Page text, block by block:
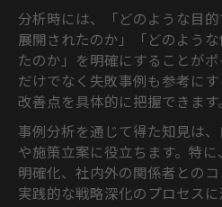
分析時には、「どのような目
展開されたのか」「どのよう
たのか」を明確にすることが
だけでなく失敗事例も参考に
改善点を具体的に把握できます。
事例分析を通じて得た知見は
や施策立案に役立ちます。特
明確化、社内外の関係者とのコ
実践的な戦略深化のプロセスに